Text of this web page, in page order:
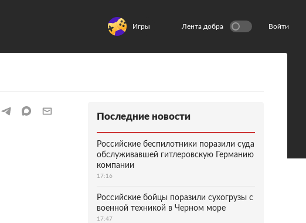
Игры Лента добра Войти
Последние новости
Российские беспилотники поразили суда
обслуживавшей гитлеровскую Германию
компании
17:16
Российские бойцы поразили сухогрузы с
военной техникой в Черном море
17:47